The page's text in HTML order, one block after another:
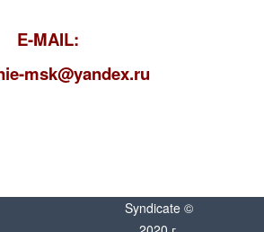
E-MAIL:
msk@yandex.ru
Syndicate ©